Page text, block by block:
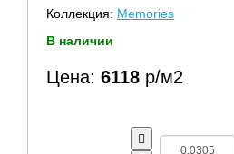
Коллекция: Memories
В наличии
Цена: 6118 р/м2